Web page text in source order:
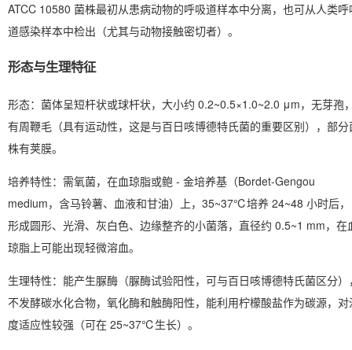
ATCC 10580 菌株最初从患病动物的呼吸道样本中分离，也可从人类呼
道感染样本中检出（尤其与动物接触密切者）。
形态与生理特征
形态：菌体呈短杆状或球杆状，大小约 0.2~0.5×1.0~2.0 μm，无芽孢
有周鞭毛（具有运动性，这是与百日咳博德特氏菌的重要区别），部分
株有荚膜。
培养特性：需氧菌，在血琼脂或鲍 - 金培养基（Bordet-Gengou
medium，含马铃薯、血液和甘油）上，35~37℃培养 24~48 小时后，
形成圆形、光滑、灰白色、边缘整齐的小菌落，直径约 0.5~1 mm，在
琼脂上可能出现轻微溶血。
生理特性：能产生脲酶（脲酶试验阳性，可与百日咳博德特氏菌区分）
不发酵碳水化合物，氧化酶和触酶阳性，能利用柠檬酸盐作为碳源，对
度适应性较强（可在 25~37℃生长）。